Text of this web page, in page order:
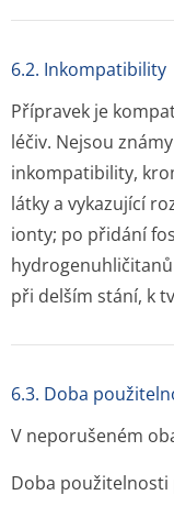
6.2. Inkompatibility
Přípravek je
léčiv. Nejsou
inkompatibility,
látky a vykazující
ionty; po přidání
při delším stání, k
6.3. Doba
V neporušeném
Doba